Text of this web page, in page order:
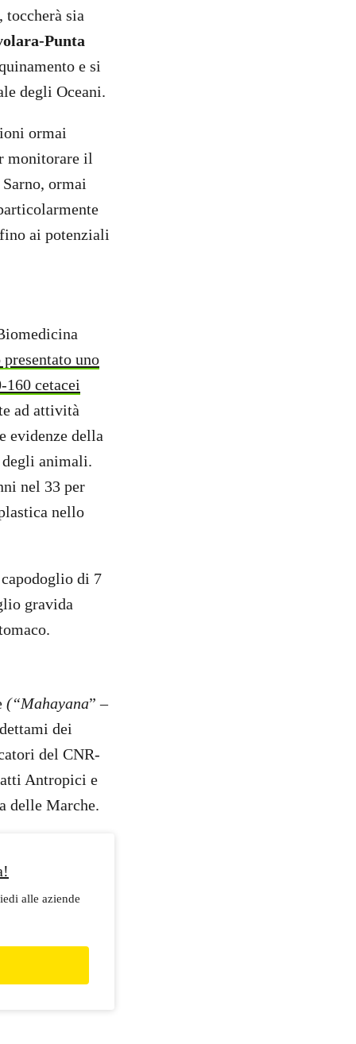
sia
Punta
e si
degli Oceani.
ormai
monitorare il
ormai
ai potenziali
presentato uno
cetacei
ad attività
evidenze della
degli animali.
nel 33 per
nello
di 7
gravida
(“Mahayana” –
dei
del CNR-
Antropici e
delle Marche.
alle aziende